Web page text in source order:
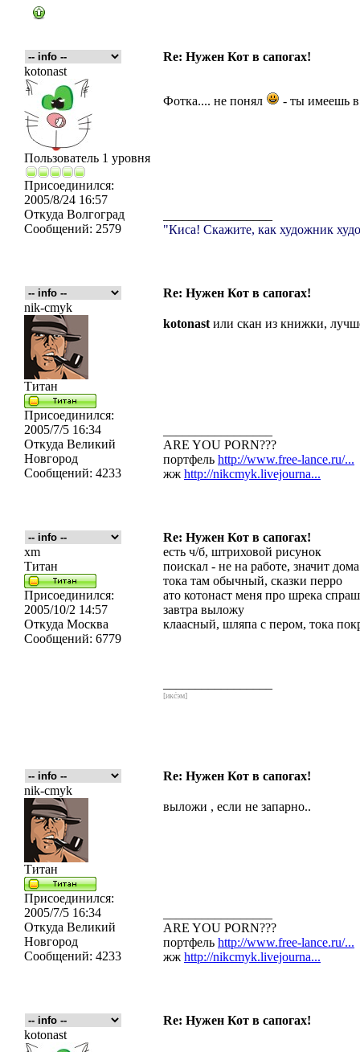
Re: Нужен Кот в сапогах!
kotonast
Пользователь 1 уровня
Присоединился:
2005/8/24 16:57
Откуда Волгоград
Сообщений: 2579
Фотка.... не понял - ты имеешь в
"Киса! Скажите, как художник
Re: Нужен Кот в сапогах!
nik-cmyk
Титан
Присоединился:
2005/7/5 16:34
Откуда Великий
Новгород
Сообщений: 4233
kotonast или скан из книжки,
ARE YOU PORN???
портфель http://www.free-lance.ru/...
жж http://nikcmyk.livejourna...
Re: Нужен Кот в сапогах!
xm
Титан
Присоединился:
2005/10/2 14:57
Откуда Москва
Сообщений: 6779
есть ч/б, штриховой рисунок
поискал - не на работе, значит дома
тока там обычный, сказки перро
ато котонаст меня про шрека
завтра выложу
клаасный, шляпа с пером, тока
[икс́эм]
Re: Нужен Кот в сапогах!
nik-cmyk
Титан
Присоединился:
2005/7/5 16:34
Откуда Великий
Новгород
Сообщений: 4233
выложи , если не запарно..
ARE YOU PORN???
портфель http://www.free-lance.ru/...
жж http://nikcmyk.livejourna...
Re: Нужен Кот в сапогах!
kotonast